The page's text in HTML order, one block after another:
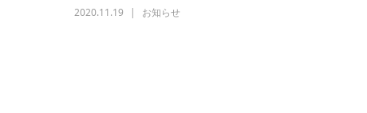
2020.11.19 お知らせ